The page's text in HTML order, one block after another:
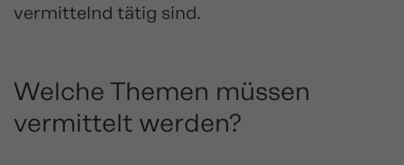
vermittelnd tätig sind.
Welche Themen müssen
vermittelt werden?